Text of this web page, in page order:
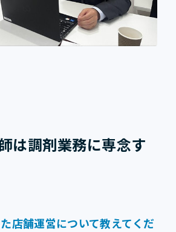
は調剤業務に専念す
店舗運営について教えてくだ